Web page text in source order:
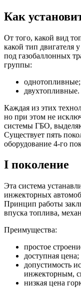
Как
От того, какой вид
какой тип двигателя
под газобаллонных
группы:
однотопливные;
двухтопливные.
Каждая из этих
но при этом не
системы ГБО,
Существует пять
оборудование 4-го
I поколение
Эта система
инжекторных
Принцип работы
впуска топлива,
Преимущества:
простое
доступная цена;
допустимость
инжекторным,
низкая цена